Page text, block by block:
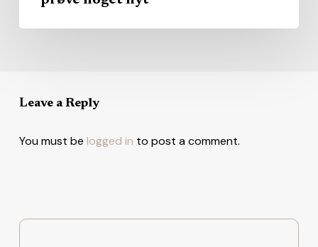
Leave a Reply
You must be logged in to post a comment.